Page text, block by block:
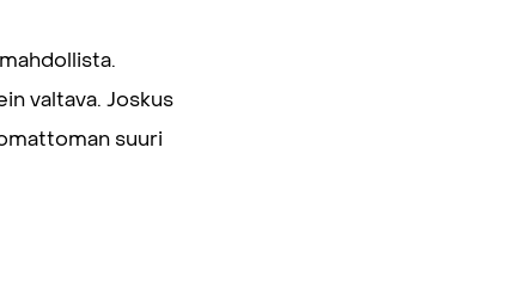
valtava. Joskus
suuri